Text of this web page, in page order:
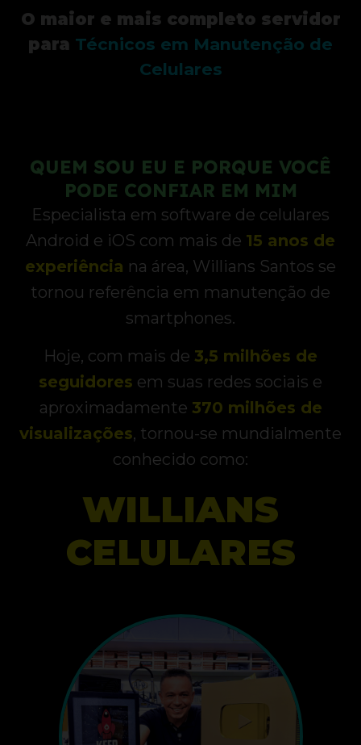
O maior e mais completo servidor
para Técnicos em Manutenção de
Celulares
QUEM SOU EU E PORQUE VOCÊ
PODE CONFIAR EM MIM
Especialista em software de celulares
Android e iOS com mais de 15 anos de
experiência na área, Willians Santos se
tornou referência em manutenção de
smartphones.
Hoje, com mais de 3,5 milhões de
seguidores em suas redes sociais e
aproximadamente 370 milhões de
visualizações, tornou-se mundialmente
conhecido como:
WILLIANS
CELULARES